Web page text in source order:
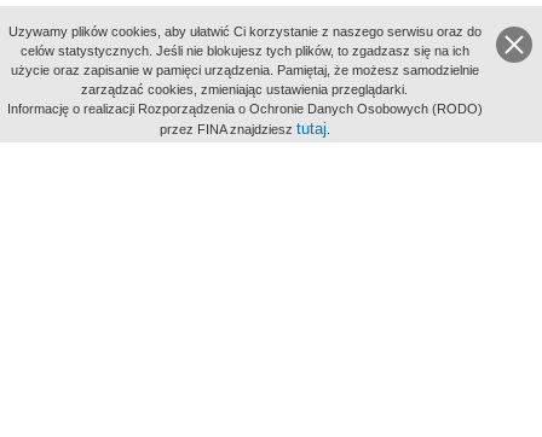
aktywności
Uzywamy plików cookies, aby ułatwić Ci korzystanie z naszego serwisu oraz do
celów statystycznych. Jeśli nie blokujesz tych plików, to zgadzasz się na ich
użycie oraz zapisanie w pamięci urządzenia. Pamiętaj, że możesz samodzielnie
zarządzać cookies, zmieniając ustawienia przeglądarki.
Informację o realizacji Rozporządzenia o Ochronie Danych Osobowych (RODO)
przez FINA znajdziesz tutaj